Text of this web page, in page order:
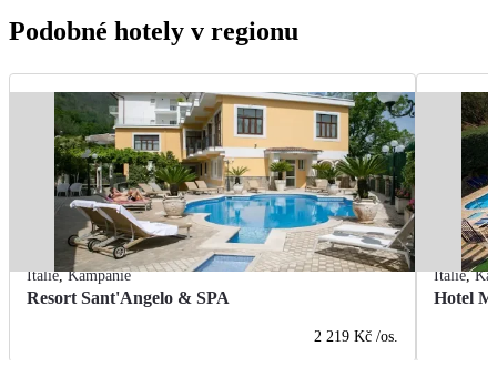
Podobné hotely v regionu
Itálie,Kampánie
Resort Sant'Angelo & SPA
2 219 Kč /os.
Itálie,
Hotel